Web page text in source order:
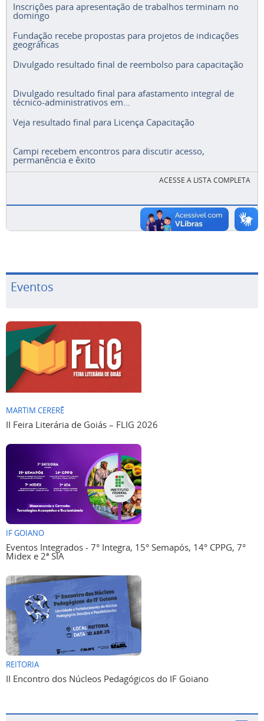
Inscrições para apresentação de trabalhos terminam no
domingo
Fundação recebe propostas para projetos de indicações
geográficas
Divulgado resultado final de reembolso para capacitação
Divulgado resultado final para afastamento integral de
técnico-administrativos em...
Veja resultado final para Licença Capacitação
Campi recebem encontros para discutir acesso,
permanência e êxito
ACESSE A LISTA COMPLETA
Eventos
MARTIM CERERÊ
II Feira Literária de Goiás – FLIG 2026
IF GOIANO
Eventos Integrados - 7° Integra, 15° Semapós, 14° CPPG, 7°
Midex e 2ª SIA
REITORIA
II Encontro dos Núcleos Pedagógicos do IF Goiano